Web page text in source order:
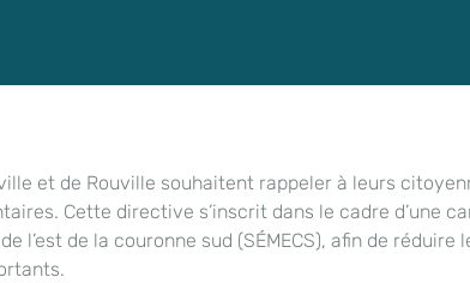
et de Rouville souhaitent rappeler à leurs
Cette directive s’inscrit dans le cadre d’une
de la couronne sud (SÉMECS), afin de réduire